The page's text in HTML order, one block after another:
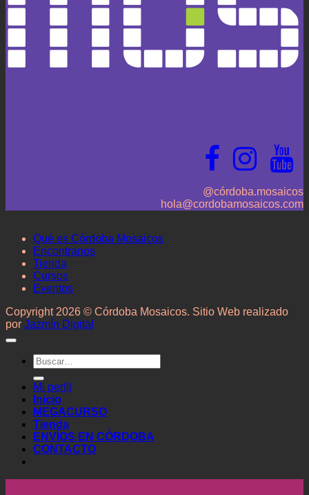
@córdoba.mosaicos
hola@cordobamosaicos.com
Qué es Córdoba Mosaicos
Encontranos
Tienda
Cursos
Eventos
Copyright 2026 © Córdoba Mosaicos. Sitio Web realizado
por Jazmín Digital
Buscar
por:
Mi perfil
Inicio
MEGACURSO
Tienda
ENVÍOS EN CÓRDOBA
CONTACTO